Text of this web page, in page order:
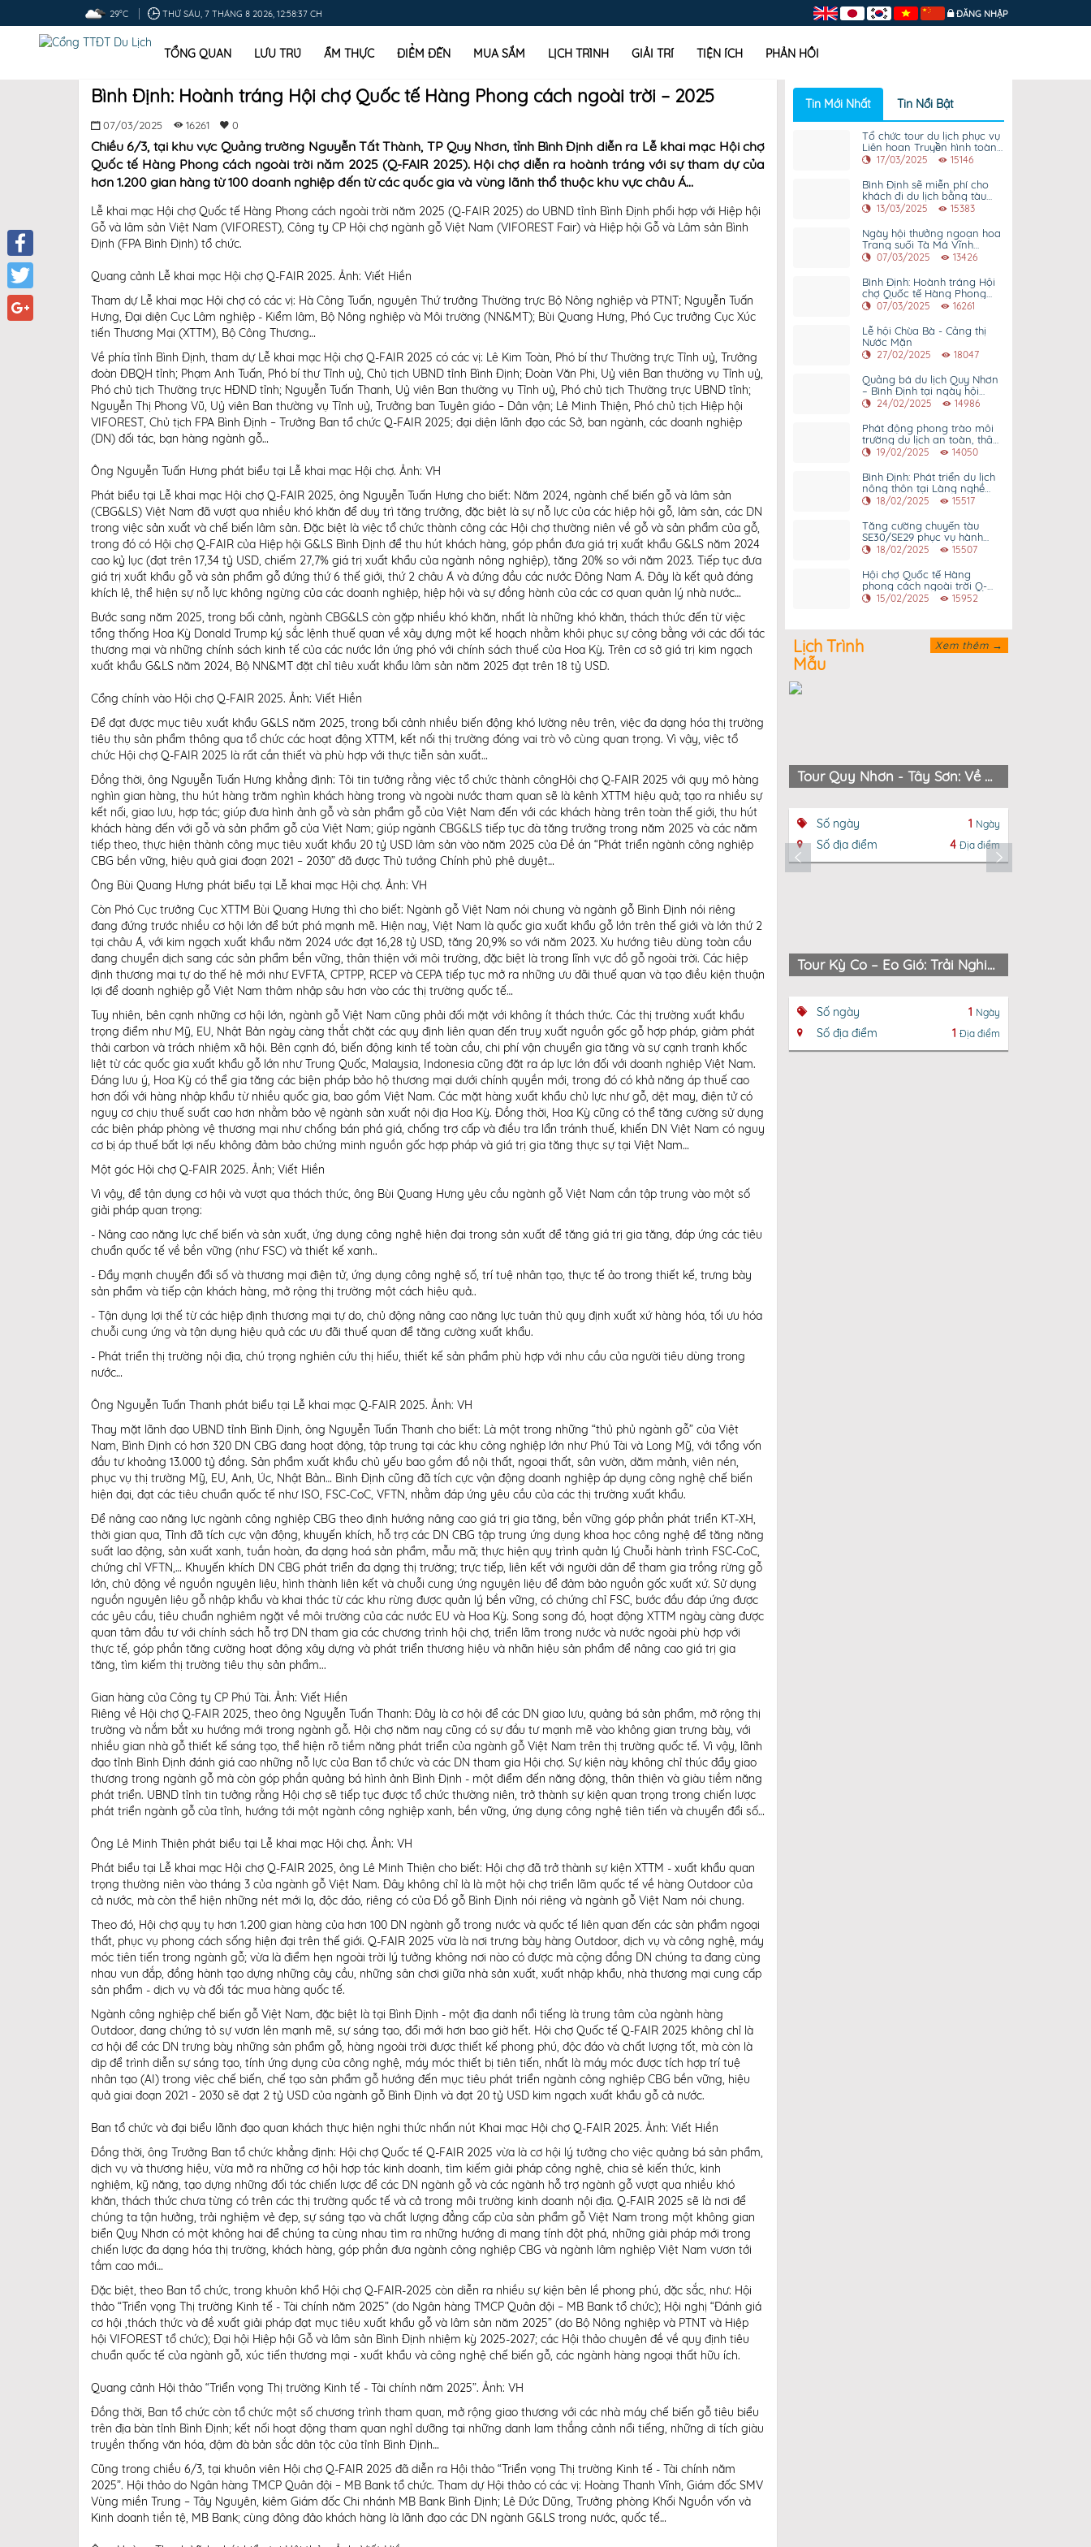
29°C THỨ SÁU, 7 THÁNG 8 2026, 12:58:38 CH ĐĂNG NHẬP
TỔNG QUAN LƯU TRÚ ẨM THỰC ĐIỂM ĐẾN MUA SẮM LỊCH TRÌNH GIẢI TRÍ TIỆN ÍCH PHẢN HỒI
Facebook
Twitter
Bình Định: Hoành tráng Hội chợ Quốc tế Hàng Phong cách ngoài trời – 2025
07/03/2025 16261 0
Chiều 6/3, tại khu vực Quảng trường Nguyễn Tất Thành, TP Quy Nhơn, tỉnh Bình Định diễn ra Lễ khai mạc Hội chợ
Quốc tế Hàng Phong cách ngoài trời năm 2025 (Q-FAIR 2025). Hội chợ diễn ra hoành tráng với sự tham dự của
hơn 1.200 gian hàng từ 100 doanh nghiệp đến từ các quốc gia và vùng lãnh thổ thuộc khu vực châu Á…
Lễ khai mạc Hội chợ Quốc tế Hàng Phong cách ngoài trời năm 2025 (Q-FAIR 2025) do UBND tỉnh Bình Định phối hợp với Hiệp hội
Gỗ và lâm sản Việt Nam (VIFOREST), Công ty CP Hội chợ ngành gỗ Việt Nam (VIFOREST Fair) và Hiệp hội Gỗ và Lâm sản Bình
Định (FPA Bình Định) tổ chức.
Quang cảnh Lễ khai mạc Hội chợ Q-FAIR 2025. Ảnh: Viết Hiền
Tham dự Lễ khai mạc Hội chợ có các vị: Hà Công Tuấn, nguyên Thứ trưởng Thường trực Bộ Nông nghiệp và PTNT; Nguyễn Tuấn
Hưng, Đại diện Cục Lâm nghiệp - Kiểm lâm, Bộ Nông nghiệp và Môi trường (NN&MT); Bùi Quang Hưng, Phó Cục trưởng Cục Xúc
tiến Thương Mại (XTTM), Bộ Công Thương…
Về phía tỉnh Bình Định, tham dự Lễ khai mạc Hội chợ Q-FAIR 2025 có các vị: Lê Kim Toàn, Phó bí thư Thường trực Tỉnh uỷ, Trưởng
đoàn ĐBQH tỉnh; Phạm Anh Tuấn, Phó bí thư Tỉnh uỷ, Chủ tịch UBND tỉnh Bình Định; Đoàn Văn Phi, Uỷ viên Ban thường vụ Tỉnh uỷ,
Phó chủ tịch Thường trực HĐND tỉnh; Nguyễn Tuấn Thanh, Uỷ viên Ban thường vụ Tỉnh uỷ, Phó chủ tịch Thường trực UBND tỉnh;
Nguyễn Thị Phong Vũ, Uỷ viên Ban thường vụ Tỉnh uỷ, Trưởng ban Tuyên giáo – Dân vận; Lê Minh Thiện, Phó chủ tịch Hiệp hội
VIFOREST, Chủ tịch FPA Bình Định – Trưởng Ban tổ chức Q-FAIR 2025; đại diện lãnh đạo các Sở, ban ngành, các doanh nghiệp
(DN) đối tác, bạn hàng ngành gỗ…
Ông Nguyễn Tuấn Hưng phát biểu tại Lễ khai mạc Hội chợ. Ảnh: VH
Phát biểu tại Lễ khai mạc Hội chợ Q-FAIR 2025, ông Nguyễn Tuấn Hưng cho biết: Năm 2024, ngành chế biến gỗ và lâm sản
(CBG&LS) Việt Nam đã vượt qua nhiều khó khăn để duy trì tăng trưởng, đặc biệt là sự nỗ lực của các hiệp hội gỗ, lâm sản, các DN
trong việc sản xuất và chế biến lâm sản. Đặc biệt là việc tổ chức thành công các Hội chợ thường niên về gỗ và sản phẩm của gỗ,
trong đó có Hội chợ Q-FAIR của Hiệp hội G&LS Bình Định để thu hút khách hàng, góp phần đưa giá trị xuất khẩu G&LS năm 2024
cao kỷ lục (đạt trên 17,34 tỷ USD, chiếm 27,7% giá trị xuất khẩu của ngành nông nghiệp), tăng 20% so với năm 2023. Tiếp tục đưa
giá trị xuất khẩu gỗ và sản phẩm gỗ đứng thứ 6 thế giới, thứ 2 châu Á và đứng đầu các nước Đông Nam Á. Đây là kết quả đáng
khích lệ, thể hiện sự nỗ lực không ngừng của các doanh nghiệp, hiệp hội và sự đồng hành của các cơ quan quản lý nhà nước…
Bước sang năm 2025, trong bối cảnh, ngành CBG&LS còn gặp nhiều khó khăn, nhất là những khó khăn, thách thức đến từ việc
tổng thống Hoa Kỳ Donald Trump ký sắc lệnh thuế quan về xây dựng một kế hoạch nhằm khôi phục sự công bằng với các đối tác
thương mại và những chính sách kinh tế của các nước lớn ứng phó với chính sách thuế của Hoa Kỳ. Trên cơ sở giá trị kim ngạch
xuất khẩu G&LS năm 2024, Bộ NN&MT đặt chỉ tiêu xuất khẩu lâm sản năm 2025 đạt trên 18 tỷ USD.
Cổng chính vào Hội chợ Q-FAIR 2025. Ảnh: Viết Hiền
Để đạt được mục tiêu xuất khẩu G&LS năm 2025, trong bối cảnh nhiều biến động khó lường nêu trên, việc đa dạng hóa thị trường
tiêu thụ sản phẩm thông qua tổ chức các hoạt động XTTM, kết nối thị trường đóng vai trò vô cùng quan trọng. Vì vậy, việc tổ
chức Hội chợ Q-FAIR 2025 là rất cần thiết và phù hợp với thực tiễn sản xuất…
Đồng thời, ông Nguyễn Tuấn Hưng khẳng định: Tôi tin tưởng rằng việc tổ chức thành côngHội chợ Q-FAIR 2025 với quy mô hàng
nghìn gian hàng, thu hút hàng trăm nghìn khách hàng trong và ngoài nước tham quan sẽ là kênh XTTM hiệu quả; tạo ra nhiều sự
kết nối, giao lưu, hợp tác; giúp đưa hình ảnh gỗ và sản phẩm gỗ của Việt Nam đến với các khách hàng trên toàn thế giới, thu hút
khách hàng đến với gỗ và sản phẩm gỗ của Việt Nam; giúp ngành CBG&LS tiếp tục đà tăng trưởng trong năm 2025 và các năm
tiếp theo, thực hiện thành công mục tiêu xuất khẩu 20 tỷ USD lâm sản vào năm 2025 của Đề án “Phát triển ngành công nghiệp
CBG bền vững, hiệu quả giai đoạn 2021 – 2030” đã được Thủ tướng Chính phủ phê duyệt…
Ông Bùi Quang Hưng phát biểu tại Lễ khai mạc Hội chợ. Ảnh: VH
Còn Phó Cục trưởng Cục XTTM Bùi Quang Hưng thì cho biết: Ngành gỗ Việt Nam nói chung và ngành gỗ Bình Định nói riêng
đang đứng trước nhiều cơ hội lớn để bứt phá mạnh mẽ. Hiện nay, Việt Nam là quốc gia xuất khẩu gỗ lớn trên thế giới và lớn thứ 2
tại châu Á, với kim ngạch xuất khẩu năm 2024 ước đạt 16,28 tỷ USD, tăng 20,9% so với năm 2023. Xu hướng tiêu dùng toàn cầu
đang chuyển dịch sang các sản phẩm bền vững, thân thiện với môi trường, đặc biệt là trong lĩnh vực đồ gỗ ngoài trời. Các hiệp
định thương mại tự do thế hệ mới như EVFTA, CPTPP, RCEP và CEPA tiếp tục mở ra những ưu đãi thuế quan và tạo điều kiện thuận
lợi để doanh nghiệp gỗ Việt Nam thâm nhập sâu hơn vào các thị trường quốc tế…
Tuy nhiên, bên cạnh những cơ hội lớn, ngành gỗ Việt Nam cũng phải đối mặt với không ít thách thức. Các thị trường xuất khẩu
trọng điểm như Mỹ, EU, Nhật Bản ngày càng thắt chặt các quy định liên quan đến truy xuất nguồn gốc gỗ hợp pháp, giảm phát
thải carbon và trách nhiệm xã hội. Bên cạnh đó, biến động kinh tế toàn cầu, chi phí vận chuyển gia tăng và sự cạnh tranh khốc
liệt từ các quốc gia xuất khẩu gỗ lớn như Trung Quốc, Malaysia, Indonesia cũng đặt ra áp lực lớn đối với doanh nghiệp Việt Nam.
Đáng lưu ý, Hoa Kỳ có thể gia tăng các biện pháp bảo hộ thương mại dưới chính quyền mới, trong đó có khả năng áp thuế cao
hơn đối với hàng nhập khẩu từ nhiều quốc gia, bao gồm Việt Nam. Các mặt hàng xuất khẩu chủ lực như gỗ, dệt may, điện tử có
nguy cơ chịu thuế suất cao hơn nhằm bảo vệ ngành sản xuất nội địa Hoa Kỳ. Đồng thời, Hoa Kỳ cũng có thể tăng cường sử dụng
các biện pháp phòng vệ thương mại như chống bán phá giá, chống trợ cấp và điều tra lẩn tránh thuế, khiến DN Việt Nam có nguy
cơ bị áp thuế bất lợi nếu không đảm bảo chứng minh nguồn gốc hợp pháp và giá trị gia tăng thực sự tại Việt Nam…
Một góc Hội chợ Q-FAIR 2025. Ảnh; Viết Hiền
Vì vậy, để tận dụng cơ hội và vượt qua thách thức, ông Bùi Quang Hưng yêu cầu ngành gỗ Việt Nam cần tập trung vào một số
giải pháp quan trọng:
- Nâng cao năng lực chế biến và sản xuất, ứng dụng công nghệ hiện đại trong sản xuất để tăng giá trị gia tăng, đáp ứng các tiêu
chuẩn quốc tế về bền vững (như FSC) và thiết kế xanh..
- Đẩy mạnh chuyển đổi số và thương mại điện tử, ứng dụng công nghệ số, trí tuệ nhân tạo, thực tế ảo trong thiết kế, trưng bày
sản phẩm và tiếp cận khách hàng, mở rộng thị trường một cách hiệu quả..
- Tận dụng lợi thế từ các hiệp định thương mại tự do, chủ động nâng cao năng lực tuân thủ quy định xuất xứ hàng hóa, tối ưu hóa
chuỗi cung ứng và tận dụng hiệu quả các ưu đãi thuế quan để tăng cường xuất khẩu.
- Phát triển thị trường nội địa, chú trọng nghiên cứu thị hiếu, thiết kế sản phẩm phù hợp với nhu cầu của người tiêu dùng trong
nước…
Ông Nguyễn Tuấn Thanh phát biểu tại Lễ khai mạc Q-FAIR 2025. Ảnh: VH
Thay mặt lãnh đạo UBND tỉnh Bình Định, ông Nguyễn Tuấn Thanh cho biết: Là một trong những “thủ phủ ngành gỗ” của Việt
Nam, Bình Định có hơn 320 DN CBG đang hoạt động, tập trung tại các khu công nghiệp lớn như Phú Tài và Long Mỹ, với tổng vốn
đầu tư khoảng 13.000 tỷ đồng. Sản phẩm xuất khẩu chủ yếu bao gồm đồ nội thất, ngoại thất, sân vườn, dăm mảnh, viên nén,
phục vụ thị trường Mỹ, EU, Anh, Úc, Nhật Bản… Bình Định cũng đã tích cực vận động doanh nghiệp áp dụng công nghệ chế biến
hiện đại, đạt các tiêu chuẩn quốc tế như ISO, FSC-CoC, VFTN, nhằm đáp ứng yêu cầu của các thị trường xuất khẩu.
Để nâng cao năng lực ngành công nghiệp CBG theo định hướng nâng cao giá trị gia tăng, bền vững góp phần phát triển KT-XH,
thời gian qua, Tỉnh đã tích cực vận động, khuyến khích, hỗ trợ các DN CBG tập trung ứng dụng khoa học công nghệ để tăng năng
suất lao động, sản xuất xanh, tuần hoàn, đa dạng hoá sản phẩm, mẫu mã; thực hiện quy trình quản lý Chuỗi hành trình FSC-CoC,
chứng chỉ VFTN,… Khuyến khích DN CBG phát triển đa dạng thị trường; trực tiếp, liên kết với người dân để tham gia trồng rừng gỗ
lớn, chủ động về nguồn nguyên liệu, hình thành liên kết và chuỗi cung ứng nguyên liệu để đảm bảo nguồn gốc xuất xứ. Sử dụng
nguồn nguyên liệu gỗ nhập khẩu và khai thác từ các khu rừng được quản lý bền vững, có chứng chỉ FSC, bước đầu đáp ứng được
các yêu cầu, tiêu chuẩn nghiêm ngặt về môi trường của các nước EU và Hoa Kỳ. Song song đó, hoạt động XTTM ngày càng được
quan tâm đầu tư với chính sách hỗ trợ DN tham gia các chương trình hội chợ, triển lãm trong nước và nước ngoài phù hợp với
thực tế, góp phần tăng cường hoạt động xây dựng và phát triển thương hiệu và nhãn hiệu sản phẩm để nâng cao giá trị gia
tăng, tìm kiếm thị trường tiêu thụ sản phẩm...
Gian hàng của Công ty CP Phú Tài. Ảnh: Viết Hiền
Riêng về Hội chợ Q-FAIR 2025, theo ông Nguyễn Tuấn Thanh: Đây là cơ hội để các DN giao lưu, quảng bá sản phẩm, mở rộng thị
trường và nắm bắt xu hướng mới trong ngành gỗ. Hội chợ năm nay cũng có sự đầu tư mạnh mẽ vào không gian trưng bày, với
nhiều gian nhà gỗ thiết kế sáng tạo, thể hiện rõ tiềm năng phát triển của ngành gỗ Việt Nam trên thị trường quốc tế. Vì vậy, lãnh
đạo tỉnh Bình Định đánh giá cao những nỗ lực của Ban tổ chức và các DN tham gia Hội chợ. Sự kiện này không chỉ thúc đẩy giao
thương trong ngành gỗ mà còn góp phần quảng bá hình ảnh Bình Định - một điểm đến năng động, thân thiện và giàu tiềm năng
phát triển. UBND tỉnh tin tưởng rằng Hội chợ sẽ tiếp tục được tổ chức thường niên, trở thành sự kiện quan trọng trong chiến lược
phát triển ngành gỗ của tỉnh, hướng tới một ngành công nghiệp xanh, bền vững, ứng dụng công nghệ tiên tiến và chuyển đổi số…
Ông Lê Minh Thiện phát biểu tại Lễ khai mạc Hội chợ. Ảnh: VH
Phát biểu tại Lễ khai mạc Hội chợ Q-FAIR 2025, ông Lê Minh Thiện cho biết: Hội chợ đã trở thành sự kiện XTTM - xuất khẩu quan
trọng thường niên vào tháng 3 của ngành gỗ Việt Nam. Đây không chỉ là là một hội chợ triển lãm quốc tế về hàng Outdoor của
cả nước, mà còn thể hiện những nét mới lạ, độc đáo, riêng có của Đồ gỗ Bình Định nói riêng và ngành gỗ Việt Nam nói chung.
Theo đó, Hội chợ quy tụ hơn 1.200 gian hàng của hơn 100 DN ngành gỗ trong nước và quốc tế liên quan đến các sản phẩm ngoại
thất, phục vụ phong cách sống hiện đại trên thế giới. Q-FAIR 2025 vừa là nơi trưng bày hàng Outdoor, dịch vụ và công nghệ, máy
móc tiên tiến trong ngành gỗ; vừa là điểm hẹn ngoài trời lý tưởng không nơi nào có được mà cộng đồng DN chúng ta đang cùng
nhau vun đắp, đồng hành tạo dựng những cây cầu, những sân chơi giữa nhà sản xuất, xuất nhập khẩu, nhà thương mại cung cấp
sản phẩm - dịch vụ và đối tác mua hàng quốc tế.
Ngành công nghiệp chế biến gỗ Việt Nam, đặc biệt là tại Bình Định - một địa danh nổi tiếng là trung tâm của ngành hàng
Outdoor, đang chứng tỏ sự vươn lên mạnh mẽ, sự sáng tạo, đổi mới hơn bao giờ hết. Hội chợ Quốc tế Q-FAIR 2025 không chỉ là
cơ hội để các DN trưng bày những sản phẩm gỗ, hàng ngoài trời được thiết kế phong phú, độc đáo và chất lượng tốt, mà còn là
dịp để trình diễn sự sáng tạo, tính ứng dụng của công nghệ, máy móc thiết bị tiên tiến, nhất là máy móc được tích hợp trí tuệ
nhân tạo (AI) trong việc chế biến, chế tạo sản phẩm gỗ hướng đến mục tiêu phát triển ngành công nghiệp CBG bền vững, hiệu
quả giai đoạn 2021 - 2030 sẽ đạt 2 tỷ USD của ngành gỗ Bình Định và đạt 20 tỷ USD kim ngạch xuất khẩu gỗ cả nước.
Ban tổ chức và đại biểu lãnh đạo quan khách thực hiện nghi thức nhấn nút Khai mạc Hội chợ Q-FAIR 2025. Ảnh: Viết Hiền
Đồng thời, ông Trưởng Ban tổ chức khẳng định: Hội chợ Quốc tế Q-FAIR 2025 vừa là cơ hội lý tưởng cho việc quảng bá sản phẩm,
dịch vụ và thương hiệu, vừa mở ra những cơ hội hợp tác kinh doanh, tìm kiếm giải pháp công nghệ, chia sẻ kiến thức, kinh
nghiệm, kỹ năng, tạo dựng những đối tác chiến lược để các DN ngành gỗ và các ngành hỗ trợ ngành gỗ vượt qua nhiều khó
khăn, thách thức chưa từng có trên các thị trường quốc tế và cả trong môi trường kinh doanh nội địa. Q-FAIR 2025 sẽ là nơi để
chúng ta tận hưởng, trải nghiệm vẻ đẹp, sự sáng tạo và chất lượng đẳng cấp của sản phẩm gỗ Việt Nam trong một không gian
biển Quy Nhơn có một không hai để chúng ta cùng nhau tìm ra những hướng đi mang tính đột phá, những giải pháp mới trong
chiến lược đa dạng hóa thị trường, khách hàng, góp phần đưa ngành công nghiệp CBG và ngành lâm nghiệp Việt Nam vươn tới
tầm cao mới…
Đặc biệt, theo Ban tổ chức, trong khuôn khổ Hội chợ Q-FAIR-2025 còn diễn ra nhiều sự kiện bên lề phong phú, đặc sắc, như: Hội
thảo “Triển vọng Thị trường Kinh tế - Tài chính năm 2025” (do Ngân hàng TMCP Quân đội – MB Bank tổ chức); Hội nghị “Đánh giá
cơ hội ,thách thức và đề xuất giải pháp đạt mục tiêu xuất khẩu gỗ và lâm sản năm 2025” (do Bộ Nông nghiệp và PTNT và Hiệp
hội VIFOREST tổ chức); Đại hội Hiệp hội Gỗ và lâm sản Bình Định nhiệm kỳ 2025-2027; các Hội thảo chuyên đề về quy định tiêu
chuẩn quốc tế của ngành gỗ, xúc tiến thương mại - xuất khẩu và công nghệ chế biến gỗ, các ngành hàng ngoại thất hữu ích.
Quang cảnh Hội thảo “Triển vọng Thị trường Kinh tế - Tài chính năm 2025”. Ảnh: VH
Đồng thời, Ban tổ chức còn tổ chức một số chương trình tham quan, mở rộng giao thương với các nhà máy chế biến gỗ tiêu biểu
trên địa bàn tỉnh Bình Định; kết nối hoạt động tham quan nghỉ dưỡng tại những danh lam thắng cảnh nổi tiếng, những di tích giàu
truyền thống văn hóa, đậm đà bản sắc dân tộc của tỉnh Bình Định…
Cũng trong chiều 6/3, tại khuôn viên Hội chợ Q-FAIR 2025 đã diễn ra Hội thảo “Triển vọng Thị trường Kinh tế - Tài chính năm
2025”. Hội thảo do Ngân hàng TMCP Quân đội – MB Bank tổ chức. Tham dự Hội thảo có các vị: Hoàng Thanh Vĩnh, Giám đốc SMV
Vùng miền Trung – Tây Nguyên, kiêm Giám đốc Chi nhánh MB Bank Bình Định; Lê Đức Dũng, Trưởng phòng Khối Nguồn vốn và
Kinh doanh tiền tệ, MB Bank; cùng đông đảo khách hàng là lãnh đạo các DN ngành G&LS trong nước, quốc tế…
Tin Mới Nhất Tin Nổi Bật
Tổ chức tour du lịch phục vụ
Liên hoan Truyền hình toàn
quốc lần thứ 42
17/03/2025 15146
Bình Định sẽ miễn phí cho
khách đi du lịch bằng tàu
hoả dịp 31/3
13/03/2025 15383
Ngày hội thưởng ngoạn hoa
Trang suối Tà Má Vĩnh
Thạnh07/03/2025 13426
Bình Định: Hoành tráng Hội
chợ Quốc tế Hàng Phong
cách ngoài trời – 2025
07/03/2025 16261
Lễ hội Chùa Bà - Cảng thị
Nước Mặn
27/02/2025 18047
Quảng bá du lịch Quy Nhơn
– Bình Định tại ngày hội
người Bình Định tại Thành
năm 2025
24/02/2025 14986
Phát động phong trào môi
trường du lịch an toàn, thân
thiện, hấp dẫn tại TP Quy
19/02/2025 14050
Bình Định: Phát triển du lịch
nông thôn tại Làng nghề
trồng hoa Bình lâm
18/02/2025 15517
Tăng cường chuyến tàu
SE30/SE29 phục vụ hành
khách di chuyển giữa Thành
Định
18/02/2025 15507
Hội chợ Quốc tế Hàng
phong cách ngoài trời Q-
FAIR 2025 sẽ được tổ chức
15/02/2025 15952
Lịch Trình
Mẫu
Xem thêm →
Tour Quy Nhơn - Tây Sơn: Về Miền Tam Kiệt Hào Hùng
Số ngày 1 Ngày
Số địa điểm 4 Địa điểm
Tour Kỳ Co – Eo Gió: Trải Nghiệm Biển Đảo Quy Nhơn Hùng Vĩ
Số ngày 1 Ngày
Số địa điểm 1 Địa điểm